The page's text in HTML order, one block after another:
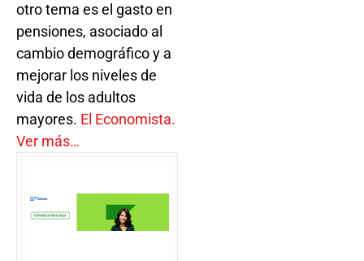
otro tema es el gasto en
pensiones, asociado al
cambio demográfico y a
mejorar los niveles de
vida de los adultos
mayores. El Economista.
Ver más…